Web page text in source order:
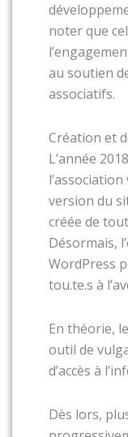
noter que
au soutien
associatifs.
Création et
L’année
version du
créée de
Désormais,
WordPress
tou.te.s à
En théorie,
outil de
d’accès à
Dès lors,